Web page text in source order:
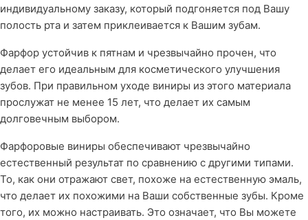
индивидуальному заказу, который подгоняется под Вашу
полость рта и затем приклеивается к Вашим зубам.
Фарфор устойчив к пятнам и чрезвычайно прочен, что
делает его идеальным для косметического улучшения
зубов. При правильном уходе виниры из этого материала
прослужат не менее 15 лет, что делает их самым
долговечным выбором.
Фарфоровые виниры обеспечивают чрезвычайно
естественный результат по сравнению с другими типами.
То, как они отражают свет, похоже на естественную эмаль,
что делает их похожими на Ваши собственные зубы. Кроме
того, их можно настраивать. Это означает, что Вы можете